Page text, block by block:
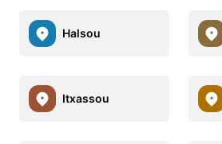
Halsou
Itxassou